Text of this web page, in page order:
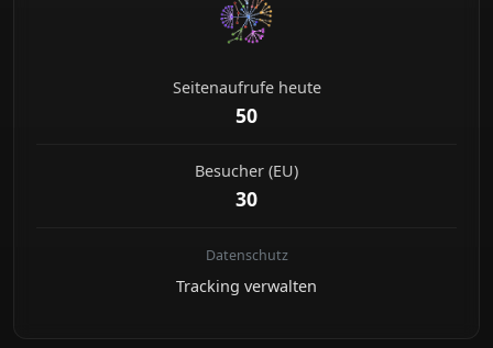
Seitenaufrufe heute
50
Besucher (EU)
30
Datenschutz
Tracking verwalten